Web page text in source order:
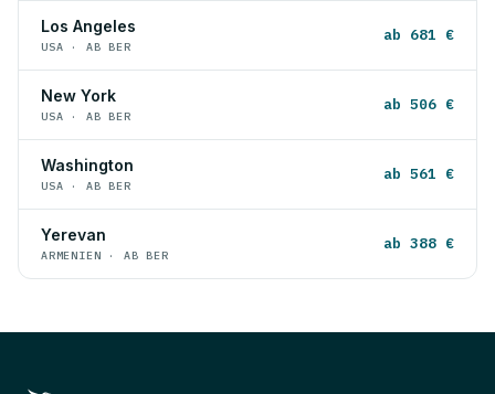
Los Angeles
USA · AB BER
ab 681 €
New York
USA · AB BER
ab 506 €
Washington
USA · AB BER
ab 561 €
Yerevan
ARMENIEN · AB BER
ab 388 €